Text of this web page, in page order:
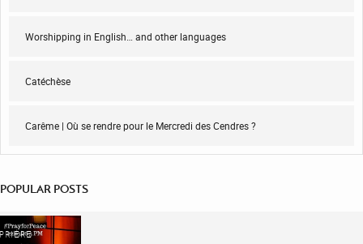
Worshipping in English… and other languages
Catéchèse
Carême | Où se rendre pour le Mercredi des Cendres ?
POPULAR POSTS
PRIÈRE